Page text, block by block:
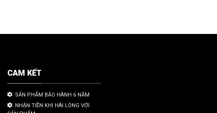
CAM KẾT
SẢN PHẨM BẢO HÀNH 6 NĂM
NHẬN TIỀN KHI HÀI LÒNG VỚI